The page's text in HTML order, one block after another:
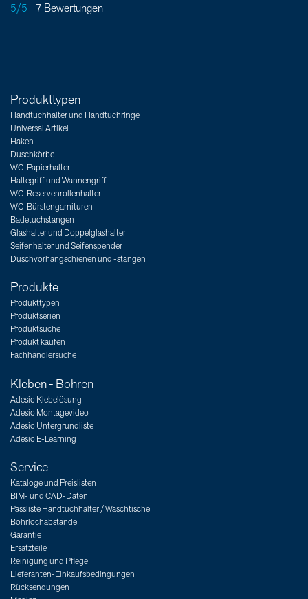
5/5 7 Bewertungen
Produkttypen
Handtuchhalter und Handtuchringe
Universal Artikel
Haken
Duschkörbe
WC-Papierhalter
Haltegriff und Wannengriff
WC-Reservenrollenhalter
WC-Bürstengarnituren
Badetuchstangen
Glashalter und Doppelglashalter
Seifenhalter und Seifenspender
Duschvorhangschienen und -stangen
Produkte
Produkttypen
Produktserien
Produktsuche
Produkt kaufen
Fachhändlersuche
Kleben - Bohren
Adesio Klebelösung
Adesio Montagevideo
Adesio Untergrundliste
Adesio E-Learning
Service
Kataloge und Preislisten
BIM- und CAD-Daten
Passliste Handtuchhalter / Waschtische
Bohrlochabstände
Garantie
Ersatzteile
Reinigung und Pflege
Lieferanten-Einkaufsbedingungen
Rücksendungen